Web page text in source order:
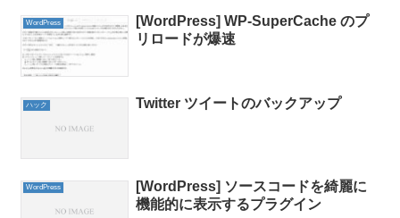
WordPress
[WordPress] WP-SuperCache のプ
リロードが爆速
ハック Twitter ツイートのバックアップ
WordPress
[WordPress] ソースコードを綺麗に
機能的に表示するプラグイン